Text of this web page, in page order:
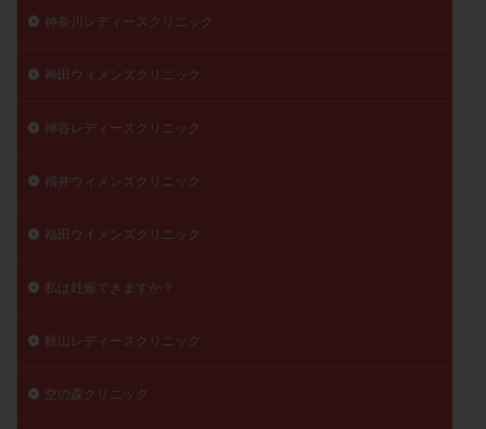
神奈川レディースクリニック
神田ウィメンズクリニック
神谷レディースクリニック
福井ウィメンズクリニック
福田ウイメンズクリニック
私は妊娠できますか？
秋山レディースクリニック
空の森クリニック